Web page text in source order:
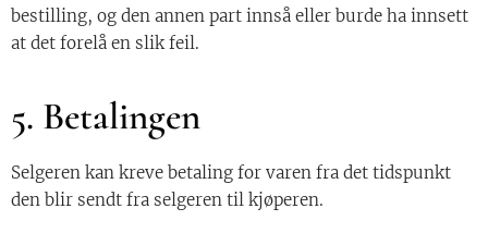
bestilling, og den annen part innså eller burde ha innsett
at det forelå en slik feil.
5. Betalingen
Selgeren kan kreve betaling for varen fra det tidspunkt
den blir sendt fra selgeren til kjøperen.